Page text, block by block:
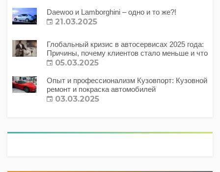
Daewoo и Lamborghini – одно и то же?!
21.03.2025
Глобальный кризис в автосервисах 2025 года:
Причины, почему клиентов стало меньше и что
с этим делать?
05.03.2025
Опыт и профессионализм Кузовпорт: Кузовной
ремонт и покраска автомобилей
03.03.2025